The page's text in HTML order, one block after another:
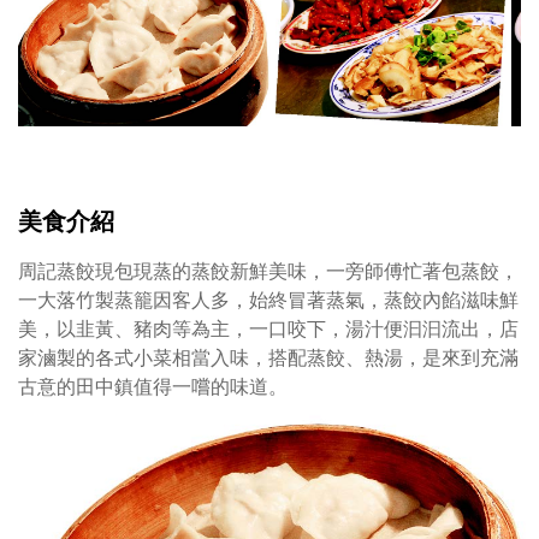
餃
美食介紹
周記蒸餃現包現蒸的蒸餃新鮮美味，一旁師傅忙著包蒸餃，
一大落竹製蒸籠因客人多，始終冒著蒸氣，蒸餃內餡滋味鮮
美，以韭黃、豬肉等為主，一口咬下，湯汁便汩汩流出，店
家滷製的各式小菜相當入味，搭配蒸餃、熱湯，是來到充滿
古意的田中鎮值得一嚐的味道。